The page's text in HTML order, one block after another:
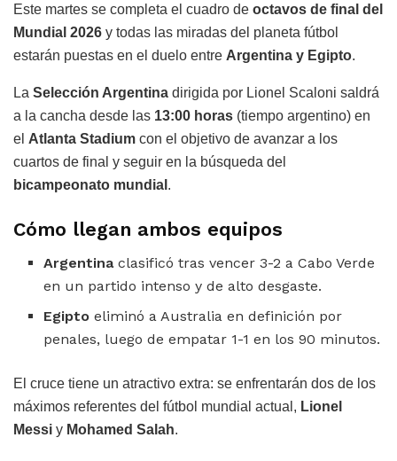
Este martes se completa el cuadro de octavos de final del
Mundial 2026 y todas las miradas del planeta fútbol
estarán puestas en el duelo entre Argentina y Egipto.
La Selección Argentina dirigida por Lionel Scaloni saldrá
a la cancha desde las 13:00 horas (tiempo argentino) en
el Atlanta Stadium con el objetivo de avanzar a los
cuartos de final y seguir en la búsqueda del
bicampeonato mundial .
Cómo llegan ambos equipos
Argentinaclasificó tras vencer 3-2 a Cabo Verde
en un partido intenso y de alto desgaste.
Egipto eliminó a Australia en definición por
penales, luego de empatar 1-1 en los 90 minutos.
El cruce tiene un atractivo extra: se enfrentarán dos de los
máximos referentes del fútbol mundial actual, Lionel
Messi y Mohamed Salah.